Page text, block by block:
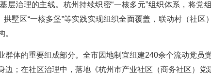
层治理的主线。杭州持续织密“一核多元”组织体系，将党
拱墅区“一核多堡”等实践实现组织全面覆盖，联动村（社
。
群体的重要组成部分。全市因地制宜组建240余个流动党员
边；在社区治理中，落地《杭州市产业社区（商务社区）